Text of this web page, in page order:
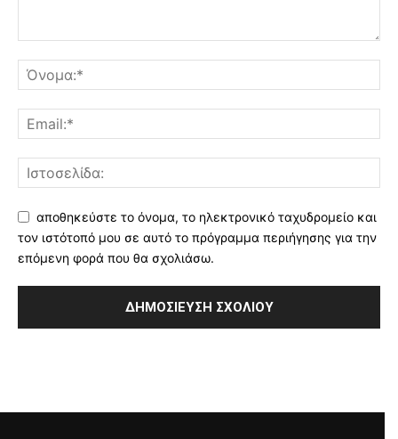
αποθηκεύστε το όνομα, το ηλεκτρονικό ταχυδρομείο και
τον ιστότοπό μου σε αυτό το πρόγραμμα περιήγησης για την
επόμενη φορά που θα σχολιάσω.